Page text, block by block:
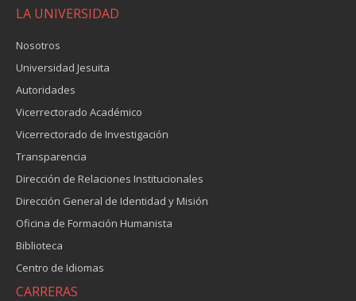
LA UNIVERSIDAD
Nosotros
Universidad Jesuita
Autoridades
Vicerrectorado Académico
Vicerrectorado de Investigación
Transparencia
Dirección de Relaciones Institucionales
Dirección General de Identidad y Misión
Oficina de Formación Humanista
Biblioteca
Centro de Idiomas
CARRERAS